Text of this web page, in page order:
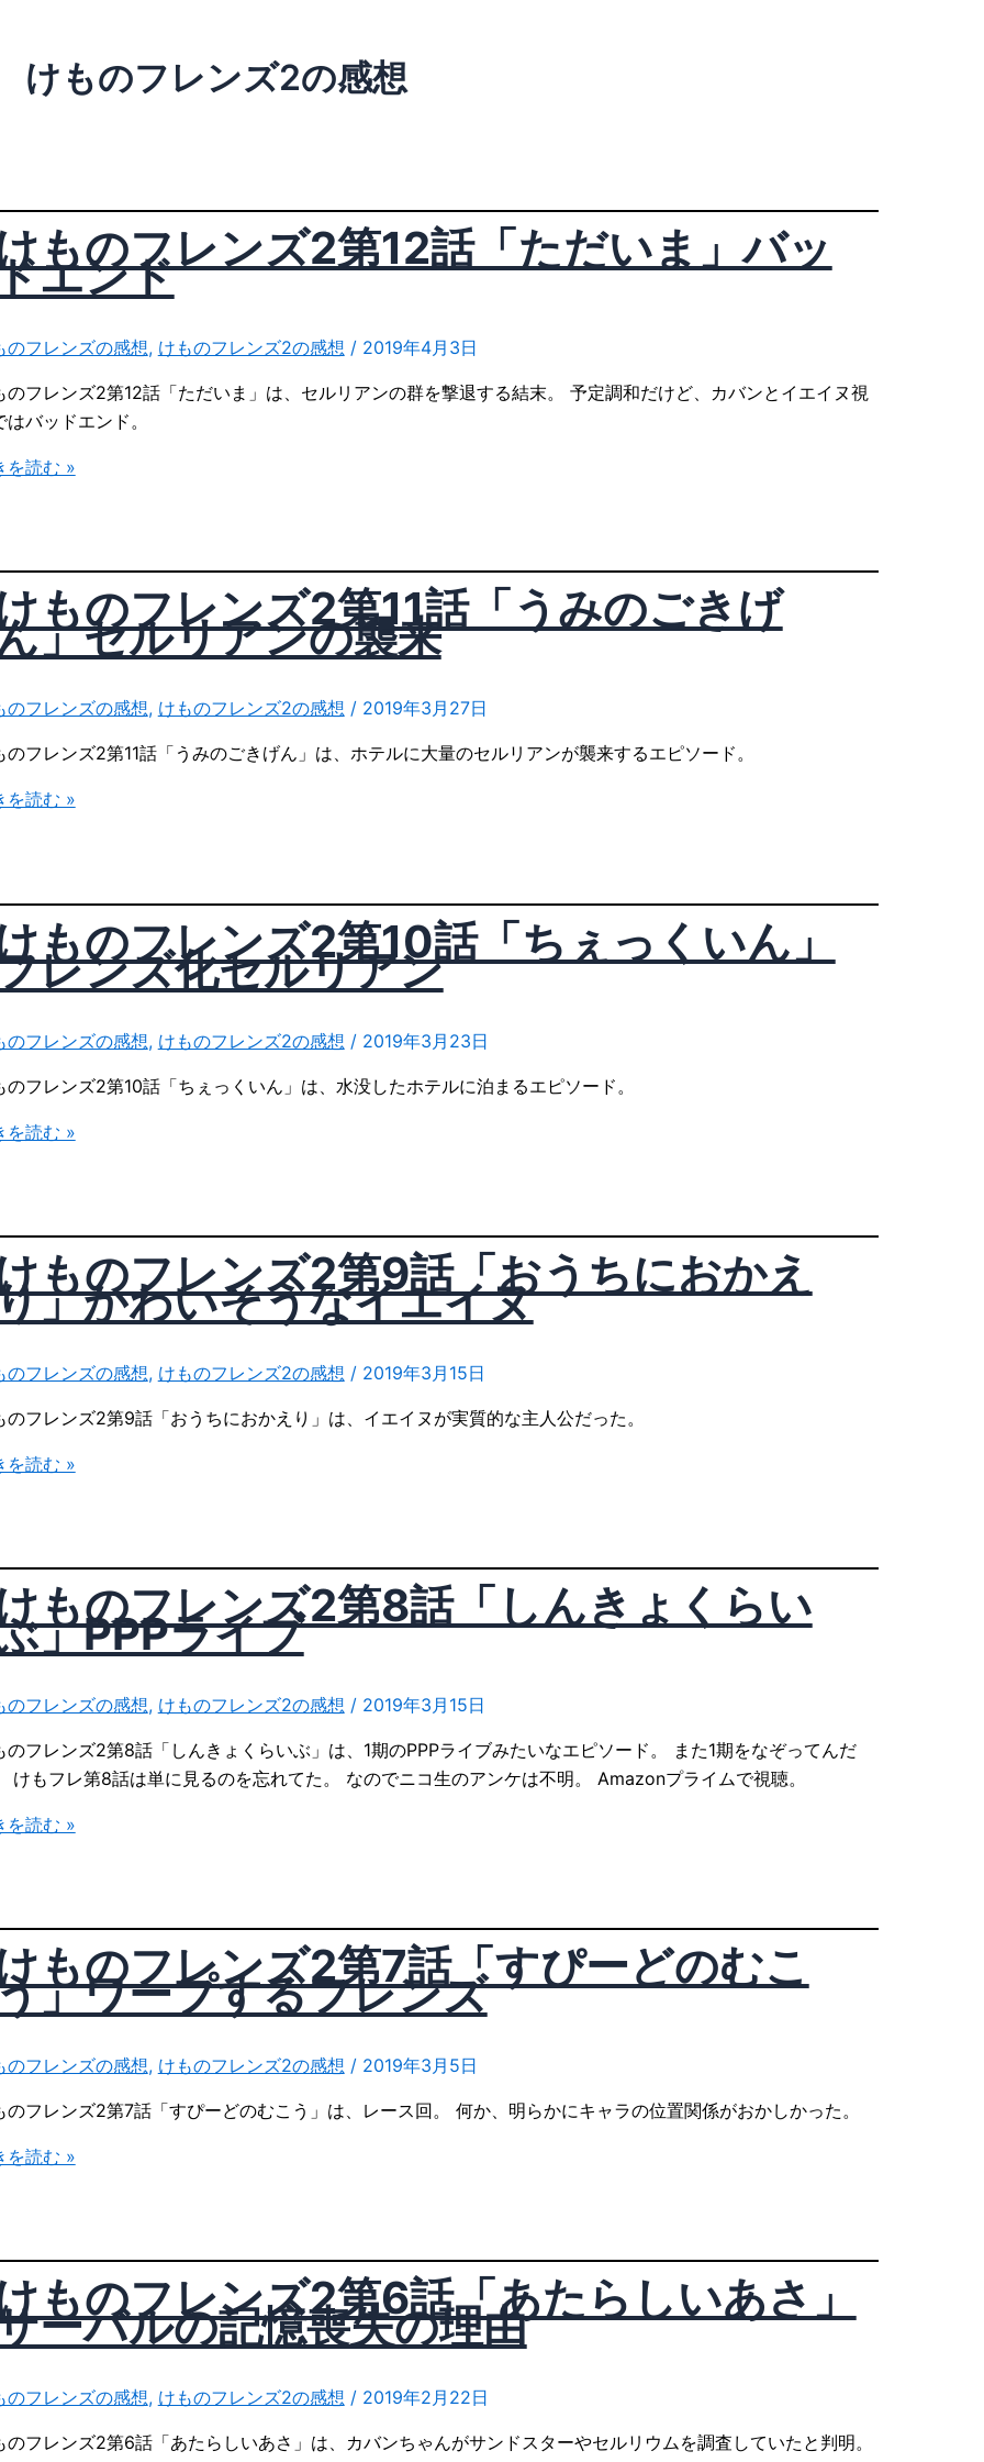
けものフレンズ2の感想
ものフレンズ2第12話「ただいま」バッ
エンド
のフレンズの感想, けものフレンズ2の感想 / 2019年4月3日
のフレンズ2第12話「ただいま」は、セルリアンの群を撃退する結末。 予定調和だけど、カバンとイエイヌ視
はバッドエンド。
を読む »
ものフレンズ2第11話「うみのごきげ
」セルリアンの襲来
のフレンズの感想, けものフレンズ2の感想 / 2019年3月27日
のフレンズ2第11話「うみのごきげん」は、ホテルに大量のセルリアンが襲来するエピソード。
を読む »
ものフレンズ2第10話「ちぇっくいん」
レンズ化セルリアン
のフレンズの感想, けものフレンズ2の感想 / 2019年3月23日
のフレンズ2第10話「ちぇっくいん」は、水没したホテルに泊まるエピソード。
を読む »
ものフレンズ2第9話「おうちにおかえ
」かわいそうなイエイヌ
のフレンズの感想, けものフレンズ2の感想 / 2019年3月15日
のフレンズ2第9話「おうちにおかえり」は、イエイヌが実質的な主人公だった。
を読む »
ものフレンズ2第8話「しんきょくらい
」PPPライブ
のフレンズの感想, けものフレンズ2の感想 / 2019年3月15日
のフレンズ2第8話「しんきょくらいぶ」は、1期のPPPライブみたいなエピソード。 また1期をなぞってんだ
けもフレ第8話は単に見るのを忘れてた。 なのでニコ生のアンケは不明。 Amazonプライムで視聴。
を読む »
ものフレンズ2第7話「すぴーどのむこ
」ワープするフレンズ
のフレンズの感想, けものフレンズ2の感想 / 2019年3月5日
のフレンズ2第7話「すぴーどのむこう」は、レース回。 何か、明らかにキャラの位置関係がおかしかった。
を読む »
ものフレンズ2第6話「あたらしいあさ」
ーバルの記憶喪失の理由
のフレンズの感想, けものフレンズ2の感想 / 2019年2月22日
のフレンズ2第6話「あたらしいあさ」は、カバンちゃんがサンドスターやセルリウムを調査していたと判明。